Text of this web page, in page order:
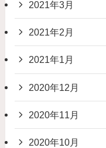
2021年3月
2021年2月
2021年1月
2020年12月
2020年11月
2020年10月